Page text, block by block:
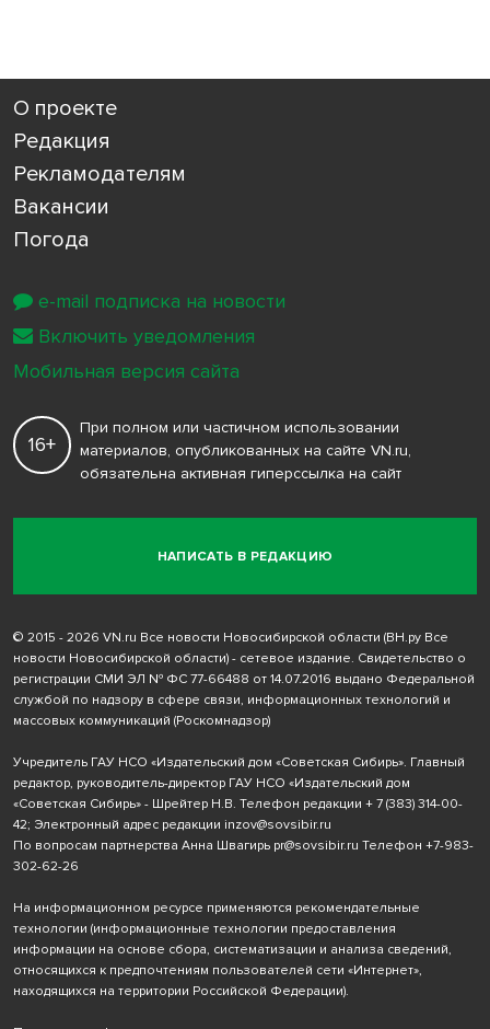
О проекте
Редакция
Рекламодателям
Вакансии
Погода
НАПИСАТЬ В РЕДАКЦИЮ
16+
При полном или частичном использовании
материалов, опубликованных на сайте VN.ru,
обязательна активная гиперссылка на сайт
© 2015 - 2026 VN.ru Все новости Новосибирской области (ВН.ру Все
новости Новосибирской области) - сетевое издание. Свидетельство о
регистрации СМИ ЭЛ № ФС 77-66488 от 14.07.2016 выдано Федеральной
службой по надзору в сфере связи, информационных технологий и
массовых коммуникаций (Роскомнадзор)
Учредитель ГАУ НСО «Издательский дом «Советская Сибирь». Главный
редактор, руководитель-директор ГАУ НСО «Издательский дом
«Советская Сибирь» - Шрейтер Н.В. Телефон редакции + 7 (383) 314-00-
42; Электронный адрес редакции inzov@sovsibir.ru
По вопросам партнерства Анна Швагирь pr@sovsibir.ru Телефон +7-983-
302-62-26
На информационном ресурсе применяются рекомендательные
технологии (информационные технологии предоставления
информации на основе сбора, систематизации и анализа сведений,
относящихся к предпочтениям пользователей сети «Интернет»,
находящихся на территории Российской Федерации).
e-mail подписка на новости
Включить уведомления
Мобильная версия сайта